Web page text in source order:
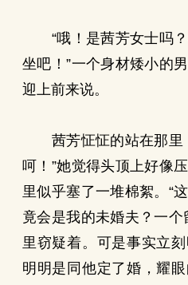
“哦！是茜芳女士吗？
坐吧！”一个身材矮小的
迎上前来说。
茜芳怔怔的站在那里
呵！”她觉得头顶上好像
里似乎塞了一堆棉絮。“
竟会是我的未婚夫？一
里窃疑着。可是事实立
明明是同他定了婚，耀